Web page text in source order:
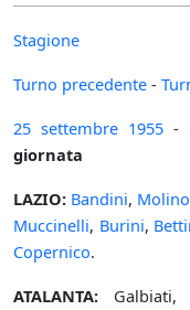
Stagione
Turno precedente -
25 settembre 1955 -
giornata
LAZIO: Bandini, Molino
Muccinelli, Burini,
Copernico.
ATALANTA: Galbiati,